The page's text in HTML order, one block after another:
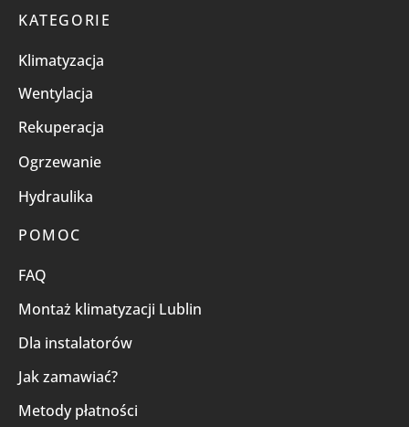
KATEGORIE
Klimatyzacja
Wentylacja
Rekuperacja
Ogrzewanie
Hydraulika
POMOC
FAQ
Montaż klimatyzacji Lublin
Dla instalatorów
Jak zamawiać?
Metody płatności